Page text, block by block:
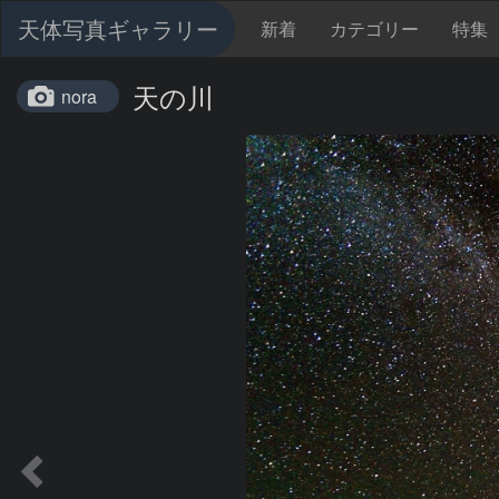
天体写真ギャラリー 新着 カテゴリー 特集
nora 天の川